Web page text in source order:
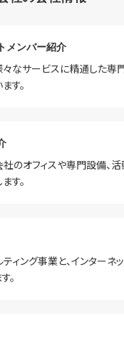
メンバー紹介
なサービスに精通した専
す。
のオフィスや専門設備、
す。
ィング事業と、インターネ
。